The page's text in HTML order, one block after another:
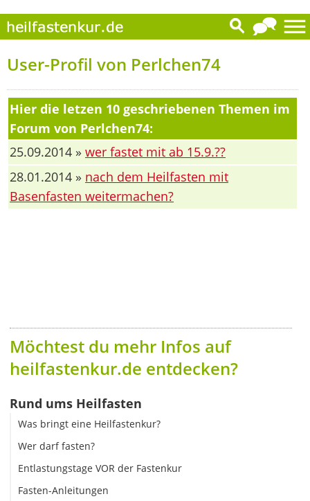
User-Profil von Perlchen74
Hier die letzen 10 geschriebenen Themen im
Forum von Perlchen74:
25.09.2014 » wer fastet mit ab 15.9.??
28.01.2014 » nach dem Heilfasten mit
Basenfasten weitermachen?
Möchtest du mehr Infos auf
heilfastenkur.de entdecken?
Rund ums Heilfasten
Was bringt eine Heilfastenkur?
Wer darf fasten?
Entlastungstage VOR der Fastenkur
Fasten-Anleitungen